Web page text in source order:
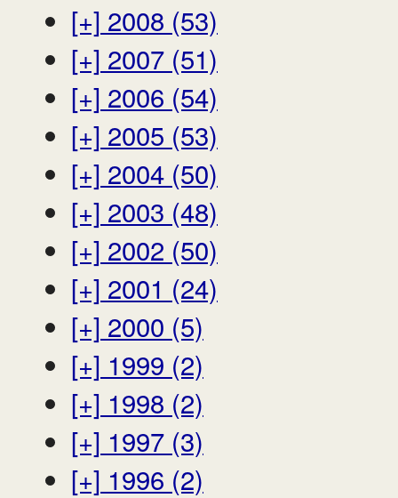
[+] 2008 (53)
[+] 2007 (51)
[+] 2006 (54)
[+] 2005 (53)
[+] 2004 (50)
[+] 2003 (48)
[+] 2002 (50)
[+] 2001 (24)
[+] 2000 (5)
[+] 1999 (2)
[+] 1998 (2)
[+] 1997 (3)
[+] 1996 (2)